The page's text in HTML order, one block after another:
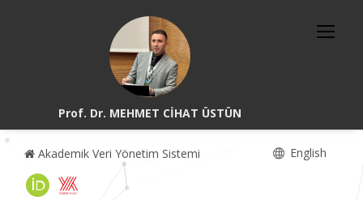
Prof. Dr. MEHMET CİHAT ÜSTÜN
Akademik Veri Yönetim Sistemi English